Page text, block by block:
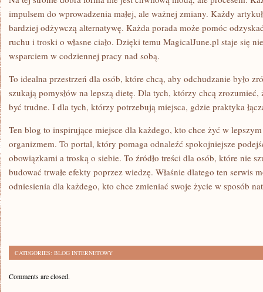
impulsem do wprowadzenia małej, ale ważnej zmiany. Każdy
bardziej odżywczą alternatywę. Każda porada może pomóc
ruchu i troski o własne ciało. Dzięki temu MagicalJune.pl staje się
wsparciem w codziennej pracy nad sobą.
To idealna przestrzeń dla osób, które chcą, aby odchudzanie było
szukają pomysłów na lepszą dietę. Dla tych, którzy chcą zrozumieć,
być trudne. I dla tych, którzy potrzebują miejsca, gdzie praktyka
Ten blog to inspirujące miejsce dla każdego, kto chce żyć w
organizmem. To portal, który pomaga odnaleźć spokojniejsze
obowiązkami a troską o siebie. To źródło treści dla osób, które nie
budować trwałe efekty poprzez wiedzę. Właśnie dlatego ten serwis
odniesienia dla każdego, kto chce zmieniać swoje życie w sposób
CATEGORIES: BLOG INTERNETOWY
Comments are closed.